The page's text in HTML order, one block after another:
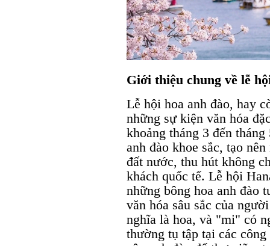
Giới thiệu chung về lễ
Lễ hội hoa anh đào, hay
những sự kiện văn hóa
khoảng tháng 3 đến
anh đào khoe sắc, tạo
đất nước, thu hút không
khách quốc tế. Lễ hội
những bông hoa anh đào
văn hóa sâu sắc của
nghĩa là hoa, và "mi" có
thường tụ tập tại các